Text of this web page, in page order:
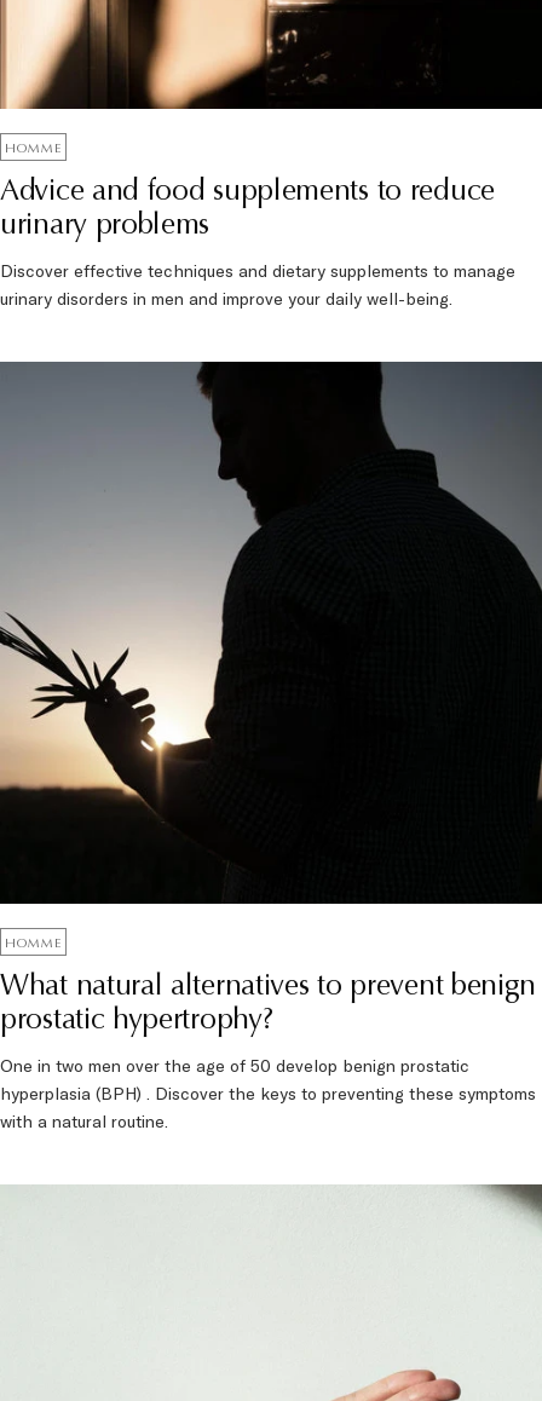
HOMME
Advice and food supplements to reduce
urinary problems
Discover effective techniques and dietary supplements to manage
urinary disorders in men and improve your daily well-being.
HOMME
What natural alternatives to prevent benign
prostatic hypertrophy?
One in two men over the age of 50 develop benign prostatic
hyperplasia (BPH) . Discover the keys to preventing these symptoms
with a natural routine.